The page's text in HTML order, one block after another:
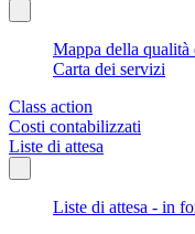
Mappa della qualità
Carta dei servizi
Class action
Costi contabilizzati
Liste di attesa
Liste di attesa - in